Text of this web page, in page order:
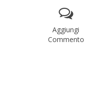
Aggiungi
Commento